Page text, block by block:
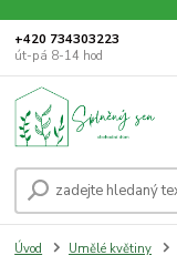
+420 734303223
út-pá 8-14 hod
Úvod Umělé květiny